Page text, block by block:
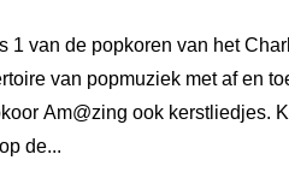
1 van de popkoren van het
van popmuziek met af en
Am@zing ook kerstliedjes.
de...